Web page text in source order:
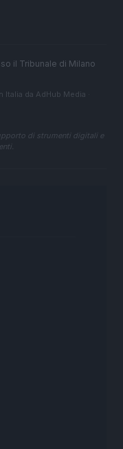
il Tribunale di Milano
Italia da AdHub Media
di strumenti digitali e